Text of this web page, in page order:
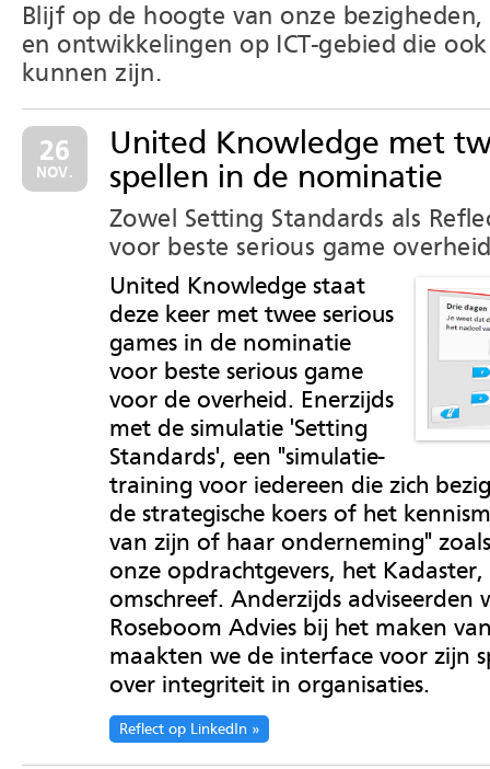
Blijf op de hoogte van onze
en ontwikkelingen op ICT-gebied die
kunnen zijn.
United Knowledge met
spellen in de nominatie
26
NOV.
Zowel Setting Standards als
voor beste serious game
United Knowledge staat
deze keer met twee serious
games in de nominatie
voor beste serious game
voor de overheid. Enerzijds
met de simulatie 'Setting
Standards', een "simulatie-
training voor iedereen die zich
de strategische koers of het
van zijn of haar onderneming"
onze opdrachtgevers, het Kadaster,
omschreef. Anderzijds adviseerden
Roseboom Advies bij het maken
maakten we de interface voor zijn
over integriteit in organisaties.
Reflect op LinkedIn